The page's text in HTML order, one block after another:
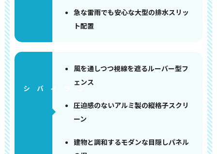
急な雷雨でも安心な大型の排水スリッ
ト配置
風を通しつつ視線を遮るルーバー型フ
ェンス
圧迫感のないアルミ製の縦格子スクリ
ーン
建物と調和するモダンな目隠しパネル